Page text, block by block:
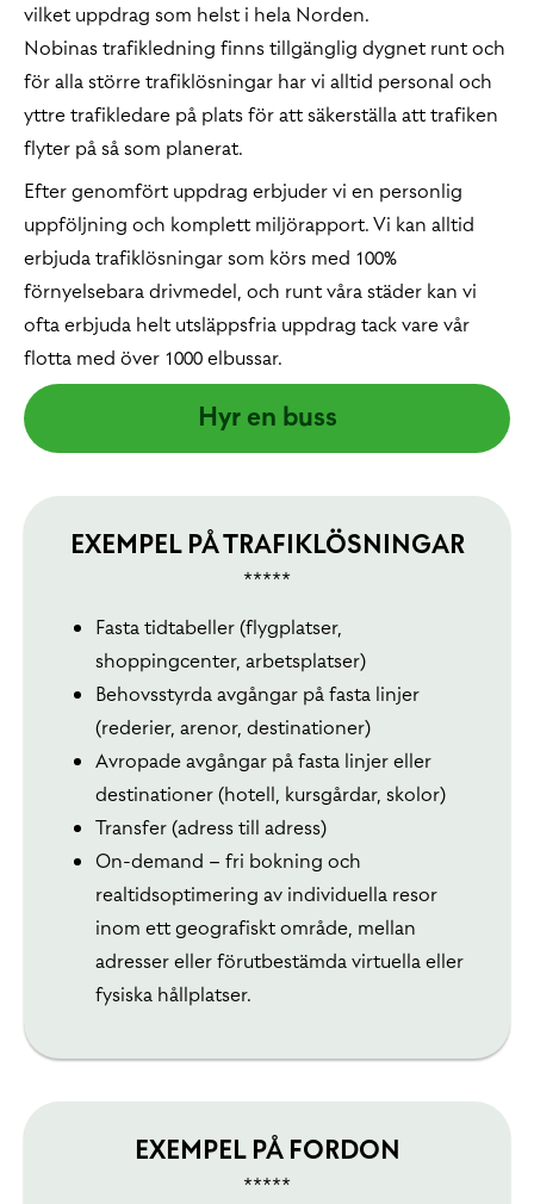
vilket uppdrag som helst i hela Norden.
Nobinas trafikledning finns tillgänglig dygnet runt och
för alla större trafiklösningar har vi alltid personal och
yttre trafikledare på plats för att säkerställa att trafiken
flyter på så som planerat.
Efter genomfört uppdrag erbjuder vi en personlig
uppföljning och komplett miljörapport. Vi kan alltid
erbjuda trafiklösningar som körs med 100%
förnyelsebara drivmedel, och runt våra städer kan vi
ofta erbjuda helt utsläppsfria uppdrag tack vare vår
flotta med över 1000 elbussar.
Hyr en buss
EXEMPEL PÅ TRAFIKLÖSNINGAR
*****
Fasta tidtabeller (flygplatser,
shoppingcenter, arbetsplatser)
Behovsstyrda avgångar på fasta linjer
(rederier, arenor, destinationer)
Avropade avgångar på fasta linjer eller
destinationer (hotell, kursgårdar, skolor)
Transfer (adress till adress)
On-demand – fri bokning och
realtidsoptimering av individuella resor
inom ett geografiskt område, mellan
adresser eller förutbestämda virtuella eller
fysiska hållplatser.
EXEMPEL PÅ FORDON
*****